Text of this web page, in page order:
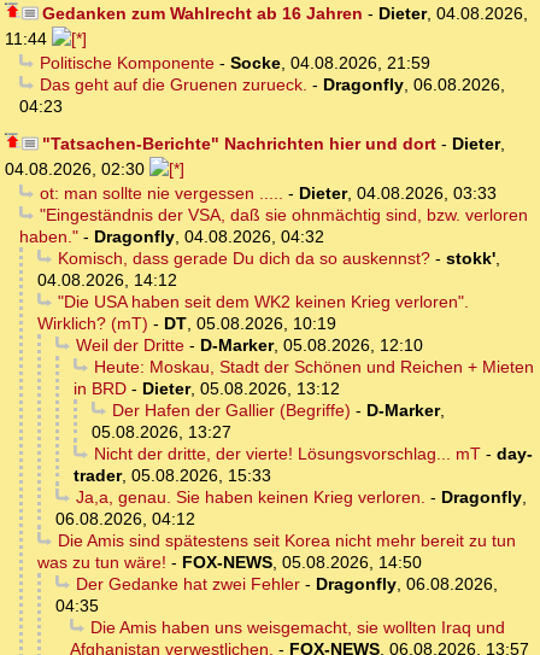
Gedanken zum Wahlrecht ab 16 Jahren - Dieter, 04.08.2026,
11:44
Politische Komponente- Socke, 04.08.2026, 21:59
Das geht auf die Gruenen zurueck. - Dragonfly, 06.08.2026,
04:23
"Tatsachen-Berichte" Nachrichten hier und dort- Dieter,
04.08.2026, 02:30
ot: man sollte nie vergessen ..... - Dieter, 04.08.2026, 03:33
"Eingeständnis der VSA, daß sie ohnmächtig sind, bzw. verloren
haben." - Dragonfly, 04.08.2026, 04:32
Komisch, dass gerade Du dich da so auskennst?- stokk',
04.08.2026, 14:12
"Die USA haben seit dem WK2 keinen Krieg verloren".
Wirklich? (mT) - DT, 05.08.2026, 10:19
Weil der Dritte- D-Marker, 05.08.2026, 12:10
Heute: Moskau, Stadt der Schönen und Reichen + Mieten
in BRD - Dieter, 05.08.2026, 13:12
Der Hafen der Gallier (Begriffe) - D-Marker,
05.08.2026, 13:27
Nicht der dritte, der vierte! Lösungsvorschlag... mT- day-
trader, 05.08.2026, 15:33
Ja,a, genau. Sie haben keinen Krieg verloren. - Dragonfly,
06.08.2026, 04:12
Die Amis sind spätestens seit Korea nicht mehr bereit zu tun
was zu tun wäre! - FOX-NEWS, 05.08.2026, 14:50
Der Gedanke hat zwei Fehler- Dragonfly, 06.08.2026,
04:35
Die Amis haben uns weisgemacht, sie wollten Iraq und
Afghanistan verwestlichen. - FOX-NEWS, 06.08.2026, 13:57